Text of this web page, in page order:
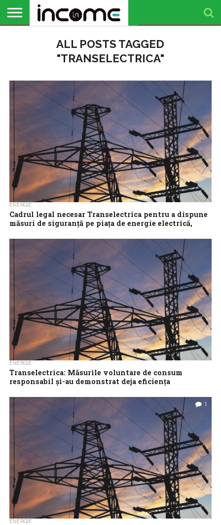
ANTREPRENOR
PERSONALEALL POSTS TAGGED
"TRANSELECTRICA"
ENERGIE
Cadrul legal necesar Transelectrica pentru a dispune
măsuri de siguranță pe piața de energie electrică,
Guvernul a adoptat vineri cadrul legal necesar pentru ca
C.N.T.E.E. Transelectrica S.A., prin Dispecerul Energetic Național,
să poată dispune, până la data...
ENERGIE
Transelectrica: Măsurile voluntare de consum
responsabil şi-au demonstrat deja eficienţa
funcţionarea sigură a Sistemului Energetic Naţional şi
continuitatea alimentării cu energie electrică este...
1
ENERGIE